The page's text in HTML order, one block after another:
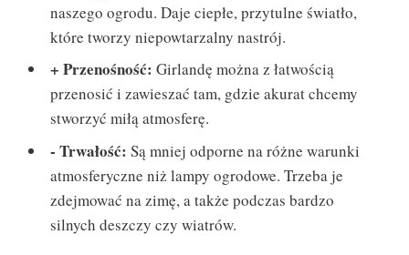
naszego ogrodu. Daje ciepłe, przytulne światło,
które tworzy niepowtarzalny nastrój.
+ Przenośność: Girlandę można z łatwością
przenosić i zawieszać tam, gdzie akurat chcemy
stworzyć miłą atmosferę.
- Trwałość: Są mniej odporne na różne warunki
atmosferyczne niż lampy ogrodowe. Trzeba je
zdejmować na zimę, a także podczas bardzo
silnych deszczy czy wiatrów.